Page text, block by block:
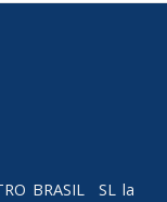
BRASIL SL la